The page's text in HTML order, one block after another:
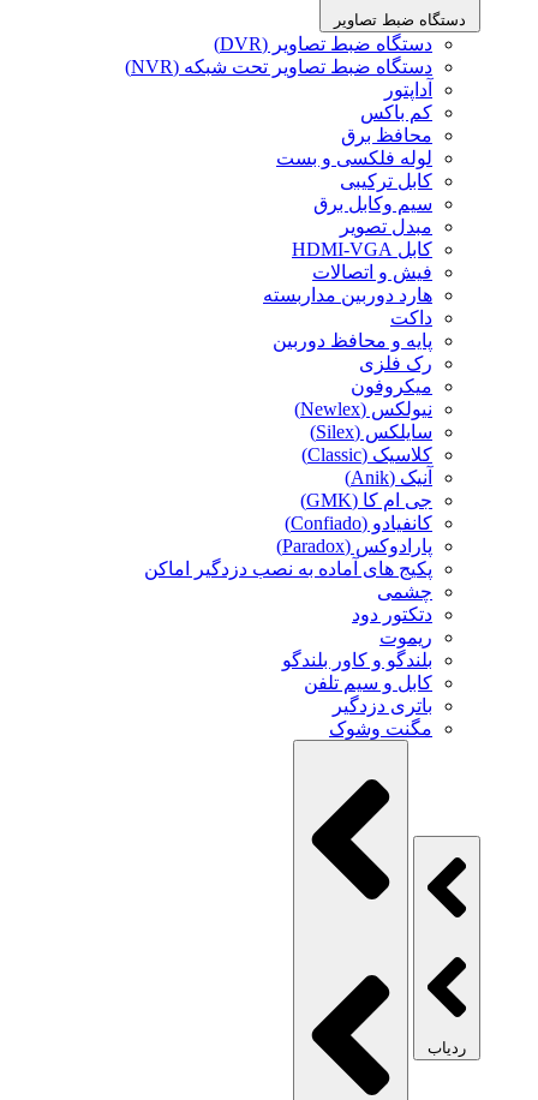
دستگاه ضبط تصاویر
دستگاه ضبط تصاویر (DVR)
دستگاه ضبط تصاویر تحت شبکه (NVR)
آداپتور
کم باکس
محافظ برق
لوله فلکسی و بست
کابل ترکیبی
سیم وکابل برق
مبدل تصویر
کابل HDMI-VGA
فیش و اتصالات
هارد دوربین مداربسته
داکت
پایه و محافظ دوربین
رک فلزی
میکروفون
نیولکس (Newlex)
سایلکس (Silex)
کلاسیک (Classic)
آنیک (Anik)
جی ام کا (GMK)
کانفیادو (Confiado)
پارادوکس (Paradox)
پکیج های آماده به نصب دزدگیر اماکن
چشمی
دتکتور دود
ریموت
بلندگو و کاور بلندگو
کابل و سیم تلفن
باتری دزدگیر
مگنت وشوک
ردیاب